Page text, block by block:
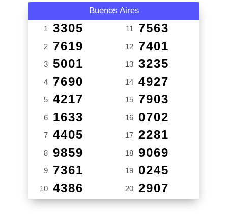
Buenos Aires
1 3305
2 7619
3 5001
4 7690
5 4217
6 1633
7 4405
8 9859
9 7361
10 4386
11 7563
12 7401
13 3235
14 4927
15 7903
16 0702
17 2281
18 9069
19 0245
20 2907